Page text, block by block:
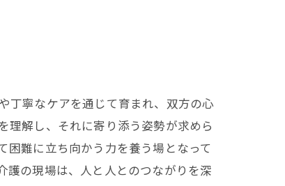
丁寧なケアを通じて育まれ、双方の心
理解し、それに寄り添う姿勢が求めら
困難に立ち向かう力を養う場となって
護の現場は、人と人とのつながりを深